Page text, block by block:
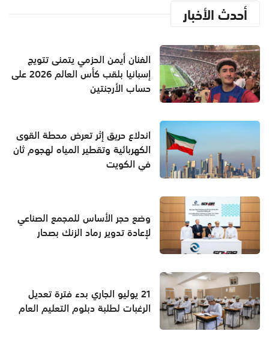
أحدث الأخبار
الفنان أيمن الحزمي يتمنى تتويج
إسبانيا بلقب كأس العالم 2026 على
حساب الأرجنتين
اندلاع حريق إثر تعرض محطة القوى
الكهربائية وتقطير المياه لهجوم ثان
في الكويت
وضع حجر الأساس للمجمع الصناعي
لإعادة تدوير رماد الزنك بصحار
21 يوليو الجاري بدء فترة تعديل
الرغبات لطلبة دبلوم التعليم العام